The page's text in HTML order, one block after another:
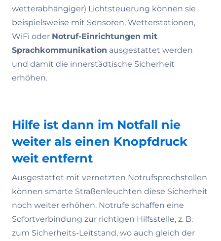
wetterabhängiger) Lichtsteuerung können sie
beispielsweise mit Sensoren, Wetterstationen,
WiFi oder Notruf-Einrichtungen mit
Sprachkommunikation ausgestattet werden
und damit die innerstädtische Sicherheit
erhöhen.
Hilfe ist dann im Notfall nie
weiter als einen Knopfdruck
weit entfernt
Ausgestattet mit vernetzten Notrufsprechstellen
können smarte Straßenleuchten diese Sicherheit
noch weiter erhöhen. Notrufe schaffen eine
Sofortverbindung zur richtigen Hilfsstelle, z. B.
zum Sicherheits-Leitstand, wo auch gleich der